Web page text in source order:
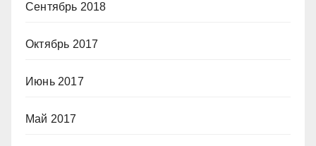
Сентябрь 2018
Октябрь 2017
Июнь 2017
Май 2017